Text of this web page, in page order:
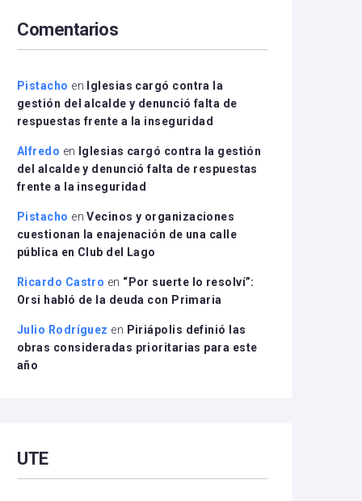
disminuir
el
Comentarios
Pistacho en
Iglesias cargó contra la
gestión del alcalde y denunció falta de
respuestas frente a la inseguridad
Alfredo en
Iglesias cargó contra la gestión
del alcalde y denunció falta de respuestas
frente a la inseguridad
Pistacho enVecinos y organizaciones
cuestionan la enajenación de una calle
pública en Club del Lago
Ricardo Castro en “Por suerte lo resolví”:
Orsi habló de la deuda con Primaria
Julio Rodríguez en Piriápolis definió las
obras consideradas prioritarias para este
año
UTE